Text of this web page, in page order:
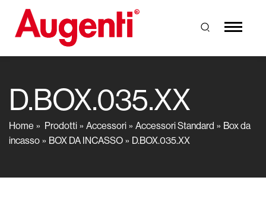
D.BOX.035.XX
Home Prodotti Accessori Accessori Standard
Box da
incasso
BOX DA INCASSO D.BOX.035.XX